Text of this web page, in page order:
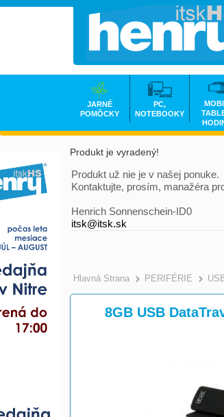
Produkt je vyradený!
Produkt už nie je v našej ponuke.
Kontaktujte, prosím, manažéra
Henrich Sonnenschein-ID0
itsk@itsk.sk
Hlavná Strana >
PERIFÉRIE
8GB USB
JARNÉ
POMÔCKY
PC,
NOTEBOOKY